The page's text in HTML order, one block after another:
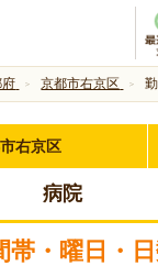
府 京都市右京区 勤
右京区
病院
帯・曜日・